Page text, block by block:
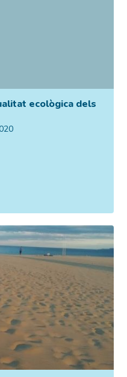
ecològica dels